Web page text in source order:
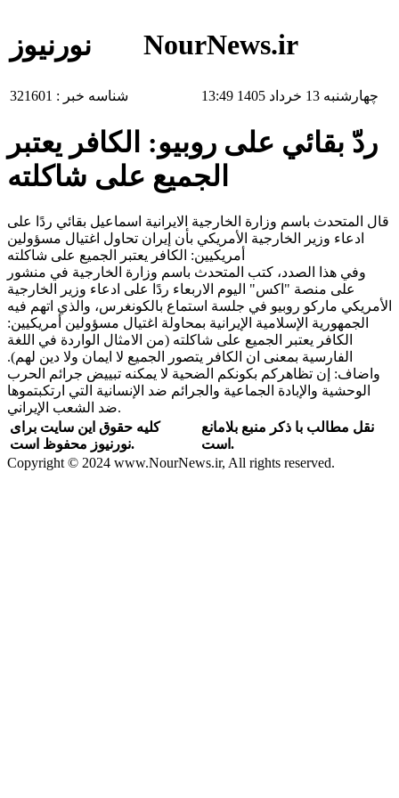
نورنیوز NourNews.ir
شناسه خبر : 321601 چهارشنبه 13 خرداد 1405 13:49
ردّ بقائي على روبيو: الكافر يعتبر
الجميع على شاكلته
قال المتحدث باسم وزارة الخارجية الايرانية اسماعيل بقائي ردًا على
ادعاء وزير الخارجية الأمريكي بأن إيران تحاول اغتيال مسؤولين
أمريكيين: الكافر يعتبر الجميع على شاكلته
وفي هذا الصدد، كتب المتحدث باسم وزارة الخارجية في منشور
على منصة "اكس" اليوم الاربعاء ردًا على ادعاء وزير الخارجية
الأمريكي ماركو روبيو في جلسة استماع بالكونغرس، والذي اتهم فيه
الجمهورية الإسلامية الإيرانية بمحاولة اغتيال مسؤولين أمريكيين:
الكافر يعتبر الجميع على شاكلته (من الامثال الواردة في اللغة
الفارسية بمعنى ان الكافر يتصور الجميع لا ايمان ولا دين لهم).
واضاف: إن تظاهركم بكونكم الضحية لا يمكنه تبييض جرائم الحرب
الوحشية والإبادة الجماعية والجرائم ضد الإنسانية التي ارتكبتموها
ضد الشعب الإيراني.
کلیه حقوق این سایت برای
نورنیوز محفوظ است.
نقل مطالب با ذکر منبع بلامانع
است.
Copyright © 2024 www.NourNews.ir, All rights reserved.